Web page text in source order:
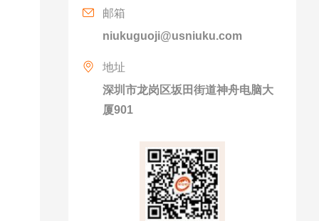
邮箱
niukuguoji@usniuku.com
地址
深圳市龙岗区坂田街道神舟电脑大
厦901